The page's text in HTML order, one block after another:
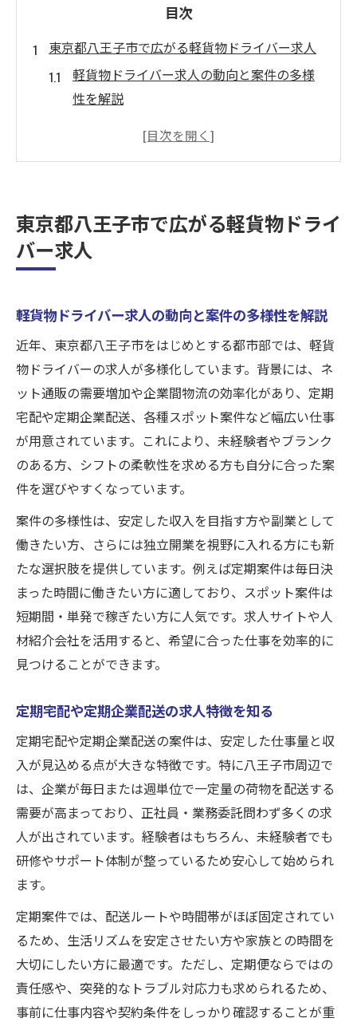
目次
東京都八王子市で広がる軽貨物ドライバー求人
軽貨物ドライバー求人の動向と案件の多様
性を解説
定期宅配や定期企業配送の求人特徴を知る
ヒアリングで最適な求人を見つけるポイン
ト
定期宅配求人で理想の働き方を実現するコ
定期企業配送案件の魅力と選び方のポイン
ト
軽貨物ドライバー求人の自由な選択肢とは
各種スポット案件をうまく組み合わせる方
法
ヒアリングで希望条件を最大限反映する秘
訣
働き方を選べる軽貨物求人の魅力とは
軽貨物ドライバー求人ならではの働き方の
柔軟性
定期宅配やスポット案件の両立メリットを
解説
様々な案件から自分に合う働き方を見つけ
ヒアリングを活用した最適案件の選び方
ご希望の案件をご案内する安心サポート体
制
ヒアリングで見つかる希望案件のご案内
ヒアリングで希望に合う軽貨物求人が見つ
かる理由
各種スポット案件を提案するプロの視点と
は
様々な案件をご案内するステップと流れ
ご希望条件を最大限に反映させるためのヒ
東京都八王子市で広がる軽貨物ドライ
バー求人
軽貨物ドライバー求人の動向と案件の多様性を解説
近年、東京都八王子市をはじめとする都市部では、軽貨
物ドライバーの求人が多様化しています。背景には、ネ
ット通販の需要増加や企業間物流の効率化があり、定期
宅配や定期企業配送、各種スポット案件など幅広い仕事
が用意されています。これにより、未経験者やブランク
のある方、シフトの柔軟性を求める方も自分に合った案
件を選びやすくなっています。
案件の多様性は、安定した収入を目指す方や副業として
働きたい方、さらには独立開業を視野に入れる方にも新
たな選択肢を提供しています。例えば定期案件は毎日決
まった時間に働きたい方に適しており、スポット案件は
短期間・単発で稼ぎたい方に人気です。求人サイトや人
材紹介会社を活用すると、希望に合った仕事を効率的に
見つけることができます。
定期宅配や定期企業配送の求人特徴を知る
定期宅配や定期企業配送の案件は、安定した仕事量と収
入が見込める点が大きな特徴です。特に八王子市周辺で
は、企業が毎日または週単位で一定量の荷物を配送する
需要が高まっており、正社員・業務委託問わず多くの求
人が出されています。経験者はもちろん、未経験者でも
研修やサポート体制が整っているため安心して始められ
ます。
定期案件では、配送ルートや時間帯がほぼ固定されてい
るため、生活リズムを安定させたい方や家族との時間を
大切にしたい方に最適です。ただし、定期便ならではの
責任感や、突発的なトラブル対応力も求められるため、
事前に仕事内容や契約条件をしっかり確認することが重